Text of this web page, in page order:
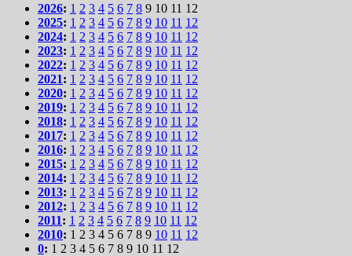
2026: 1 2 3 4 5 6 7 8 9 10 11 12
2025: 1 2 3 4 5 6 7 8 9 10 11 12
2024: 1 2 3 4 5 6 7 8 9 10 11 12
2023: 1 2 3 4 5 6 7 8 9 10 11 12
2022: 1 2 3 4 5 6 7 8 9 10 11 12
2021: 1 2 3 4 5 6 7 8 9 10 11 12
2020: 1 2 3 4 5 6 7 8 9 10 11 12
2019: 1 2 3 4 5 6 7 8 9 10 11 12
2018: 1 2 3 4 5 6 7 8 9 10 11 12
2017: 1 2 3 4 5 6 7 8 9 10 11 12
2016: 1 2 3 4 5 6 7 8 9 10 11 12
2015: 1 2 3 4 5 6 7 8 9 10 11 12
2014: 1 2 3 4 5 6 7 8 9 10 11 12
2013: 1 2 3 4 5 6 7 8 9 10 11 12
2012: 1 2 3 4 5 6 7 8 9 10 11 12
2011: 1 2 3 4 5 6 7 8 9 10 11 12
2010: 1 2 3 4 5 6 7 8 9 10 11 12
0: 1 2 3 4 5 6 7 8 9 10 11 12